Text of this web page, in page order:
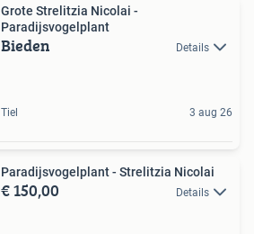
Grote Strelitzia Nicolai -
Paradijsvogelplant
Bieden Details
Tiel 3 aug 26
Paradijsvogelplant - Strelitzia Nicolai
€ 150,00 Details